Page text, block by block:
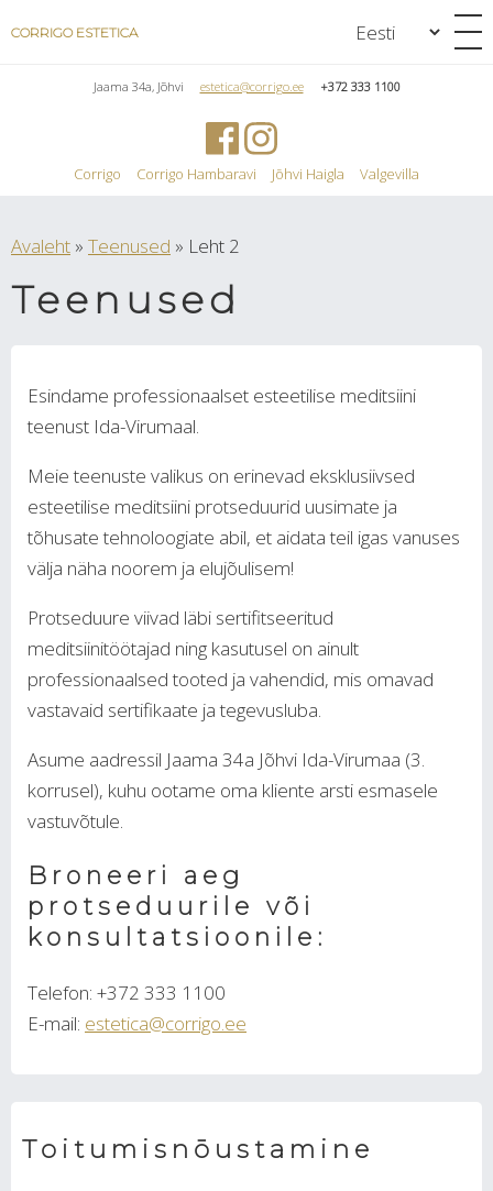
Jaama 34a, Jõhvi estetica@corrigo.ee +372 333 1100
Corrigo Corrigo Hambaravi Jõhvi Haigla Valgevilla
CORRIGO ESTETICA
Avaleht » Teenused » Leht 2
Teenused
Esindame professionaalset esteetilise meditsiini
teenust Ida-Virumaal.
Meie teenuste valikus on erinevad eksklusiivsed
esteetilise meditsiini protseduurid uusimate ja
tõhusate tehnoloogiate abil, et aidata teil igas vanuses
välja näha noorem ja elujõulisem!
Protseduure viivad läbi sertifitseeritud
meditsiinitöötajad ning kasutusel on ainult
professionaalsed tooted ja vahendid, mis omavad
vastavaid sertifikaate ja tegevusluba.
Asume aadressil Jaama 34a Jõhvi Ida-Virumaa (3.
korrusel), kuhu ootame oma kliente arsti esmasele
vastuvõtule.
Broneeri aeg
protseduurile või
konsultatsioonile:
Telefon: +372 333 1100
E-mail: estetica@corrigo.ee
Toitumisnōustamine